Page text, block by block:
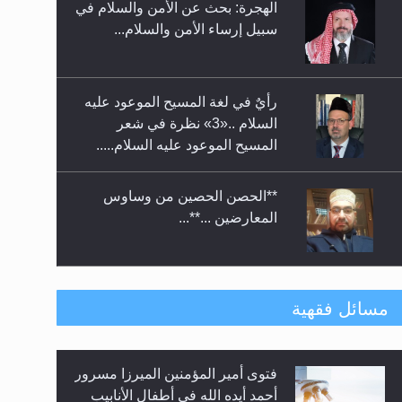
حفل توزيع الشهادات في الجامعة
الأحمدية بنيجيريا لعام 2025
الهجرة: بحث عن الأمن والسلام في
سبيل إرساء الأمن والسلام...
رأيٌ في لغة المسيح الموعود عليه
السلام ..«3» نظرة في شعر
المسيح الموعود عليه السلام.....
**الحصن الحصين من وساوس
المعارضين ...**...
متطلَّبات التّحريك الجديد...
رأيٌ في لغة المسيح الموعود عليه
مسائل فقهية
فتوى أمير المؤمنين الميرزا مسرور
أحمد أيده الله في أطفال الأنابيب